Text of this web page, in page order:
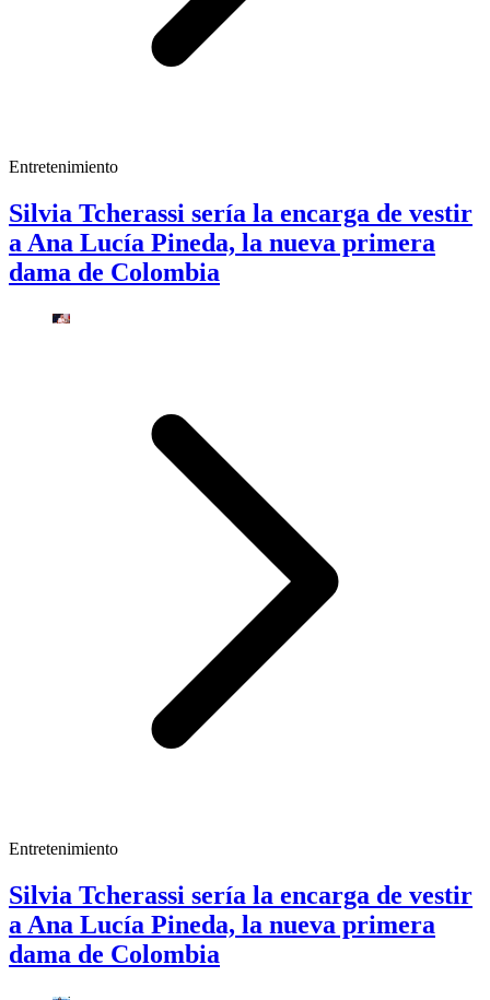
Entretenimiento
Silvia Tcherassi sería la encarga de vestir
a Ana Lucía Pineda, la nueva primera
dama de Colombia
Entretenimiento
Silvia Tcherassi sería la encarga de vestir
a Ana Lucía Pineda, la nueva primera
dama de Colombia